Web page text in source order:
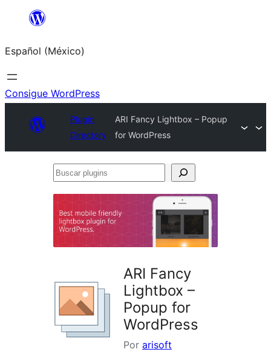
Saltar
contenido
Español (México)
Consigue WordPress
Plugin
Directory
ARI Fancy Lightbox – Popup
for WordPress
Buscar
ARI Fancy
Lightbox –
Popup for
WordPress
Por arisoft